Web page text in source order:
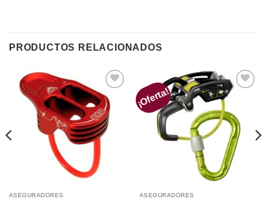
PRODUCTOS RELACIONADOS
Añadir
a la
lista de
deseos
ASEGURADORES
¡Oferta!
lista de
deseos
ASEGURADORES